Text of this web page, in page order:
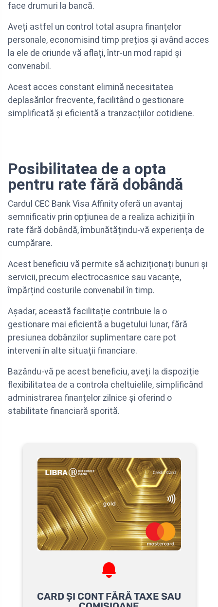
face drumuri la bancă.
Aveți astfel un control total asupra finanțelor
personale, economisind timp prețios și având acces
la ele de oriunde vă aflați, într-un mod rapid și
convenabil.
Acest acces constant elimină necesitatea
deplasărilor frecvente, facilitând o gestionare
simplificată și eficientă a tranzacțiilor cotidiene.
Posibilitatea de a opta
pentru rate fără dobândă
Cardul CEC Bank Visa Affinity oferă un avantaj
semnificativ prin opțiunea de a realiza achiziții în
rate fără dobândă, îmbunătățindu-vă experiența de
cumpărare.
Acest beneficiu vă permite să achiziționați bunuri și
servicii, precum electrocasnice sau vacanțe,
împărțind costurile convenabil în timp.
Așadar, această facilitație contribuie la o
gestionare mai eficientă a bugetului lunar, fără
presiunea dobânzilor suplimentare care pot
interveni în alte situații financiare.
Bazându-vă pe acest beneficiu, aveți la dispoziție
flexibilitatea de a controla cheltuielile, simplificând
administrarea finanțelor zilnice și oferind o
stabilitate financiară sporită.
CARD ȘI CONT FĂRĂ TAXE SAU